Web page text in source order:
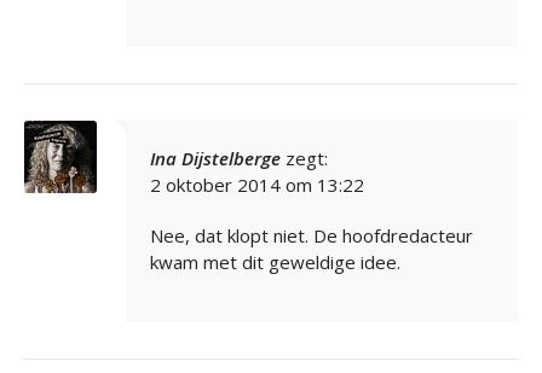
Ina Dijstelberge zegt:
2 oktober 2014 om 13:22
Nee, dat klopt niet. De hoofdredacteur
kwam met dit geweldige idee.